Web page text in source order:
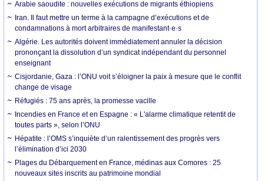
Arabie saoudite : nouvelles exécutions de migrants éthiopiens
Iran. Il faut mettre un terme à la campagne d’exécutions et de
condamnations à mort arbitraires de manifestant·e·s
Algérie. Les autorités doivent immédiatement annuler la décision
prononçant la dissolution d’un syndicat indépendant du personnel
enseignant
Cisjordanie, Gaza : l’ONU voit s’éloigner la paix à mesure que le conflit
change de visage
Réfugiés : 75 ans après, la promesse vacille
Incendies en France et en Espagne : « L'alarme climatique retentit de
toutes parts », selon l’ONU
Hépatite : l’OMS s’inquiète d’un ralentissement des progrès vers
l’élimination d’ici 2030
Plages du Débarquement en France, médinas aux Comores : 25
nouveaux sites inscrits au patrimoine mondial